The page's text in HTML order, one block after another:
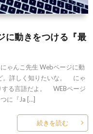
に動きをつける『最
ゃんこ先生 Webページに動
。詳しく知りたいな。 にゃ
する言語だよ。 WEBページ
に『Ja […]
続きを読む